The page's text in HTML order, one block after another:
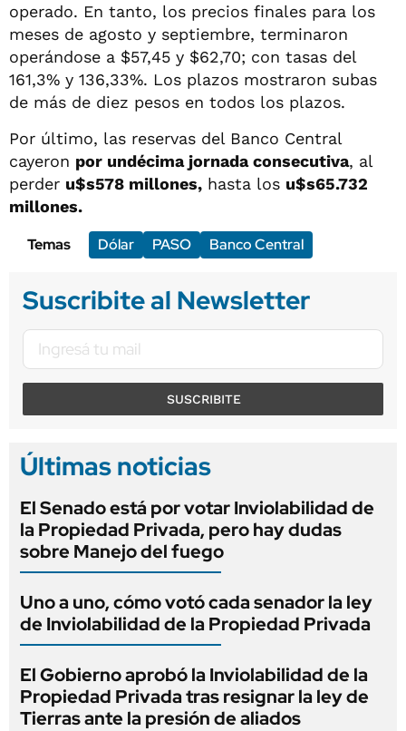
operado. En tanto, los precios finales para los
meses de agosto y septiembre, terminaron
operándose a $57,45 y $62,70; con tasas del
161,3% y 136,33%. Los plazos mostraron subas
de más de diez pesos en todos los plazos.
Por último, las reservas del Banco Central
cayeron por undécima jornada consecutiva, al
perder u$s578 millones, hasta los u$s65.732
millones.
Temas
Dólar PASO Banco Central
Suscribite al Newsletter
SUSCRIBITE
Últimas noticias
El Senado está por votar Inviolabilidad de
la Propiedad Privada, pero hay dudas
sobre Manejo del fuego
Uno a uno, cómo votó cada senador la ley
de Inviolabilidad de la Propiedad Privada
El Gobierno aprobó la Inviolabilidad de la
Propiedad Privada tras resignar la ley de
Tierras ante la presión de aliados